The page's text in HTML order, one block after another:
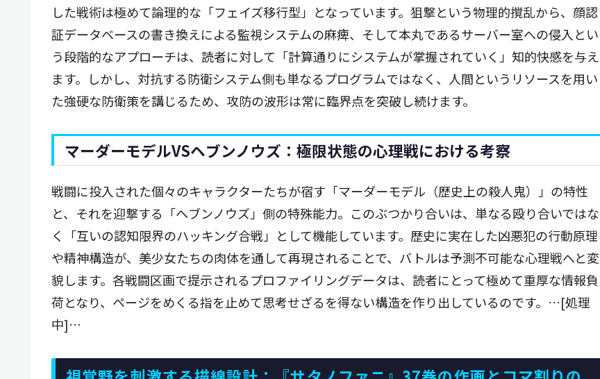
した戦術は極めて論理的な「フェイズ移行型」となっています。狙撃という物理的撹乱から、顔認
証データベースの書き換えによる監視システムの麻痺、そして本丸であるサーバー室への侵入とい
う段階的なアプローチは、読者に対して「計算通りにシステムが掌握されていく」知的快感を与え
ます。しかし、対抗する防衛システム側も単なるプログラムではなく、人間というリソースを用い
た強硬な防衛策を講じるため、攻防の波形は常に臨界点を突破し続けます。
マーダーモデルVSヘブンノウズ：極限状態の心理戦における考察
戦闘に投入された個々のキャラクターたちが宿す「マーダーモデル（歴史上の殺人鬼）」の特性
と、それを迎撃する「ヘブンノウズ」側の特殊能力。このぶつかり合いは、単なる殴り合いではな
く「互いの認知限界のハッキング合戦」として機能しています。歴史に実在した凶悪犯の行動原理
や精神構造が、美少女たちの肉体を通して再現されることで、バトルは予測不可能な心理戦へと変
貌します。各戦闘区画で提示されるプロファイリングデータは、読者にとって極めて重厚な情報負
荷となり、ページをめくる指を止めて思考せざるを得ない構造を作り出しているのです。…[処理
中]…